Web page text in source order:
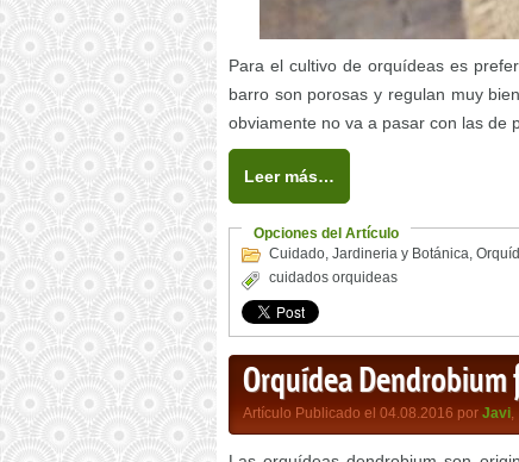
Para el cultivo de orquídeas es
barro son porosas y regulan muy
obviamente no va a pasar con las de
Leer más…
Opciones del Artículo
Cuidado, Jardineria y Botánica,
cuidados orquideas
Orquídea
Artículo Publicado el 04.08.2016 por Javi,